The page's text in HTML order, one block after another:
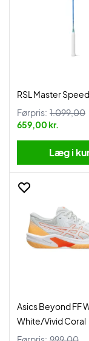
RSL Master
Førpris: 1.099,00
659,00 kr.
Læg i
Asics Beyond FF
White/Vivid Coral